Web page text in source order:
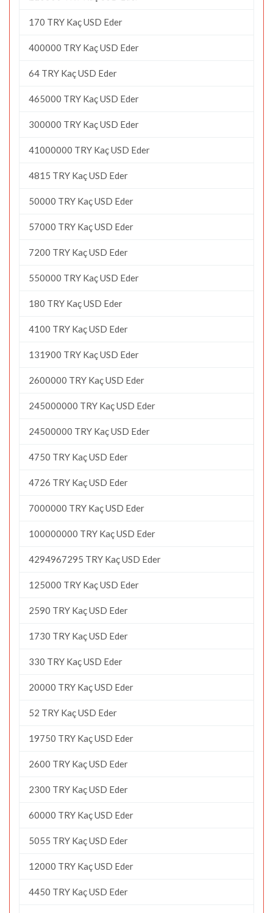
170 TRY Kaç USD Eder
400000 TRY Kaç USD Eder
64 TRY Kaç USD Eder
465000 TRY Kaç USD Eder
300000 TRY Kaç USD Eder
41000000 TRY Kaç USD Eder
4815 TRY Kaç USD Eder
50000 TRY Kaç USD Eder
57000 TRY Kaç USD Eder
7200 TRY Kaç USD Eder
550000 TRY Kaç USD Eder
180 TRY Kaç USD Eder
4100 TRY Kaç USD Eder
131900 TRY Kaç USD Eder
2600000 TRY Kaç USD Eder
245000000 TRY Kaç USD Eder
24500000 TRY Kaç USD Eder
4750 TRY Kaç USD Eder
4726 TRY Kaç USD Eder
7000000 TRY Kaç USD Eder
100000000 TRY Kaç USD Eder
4294967295 TRY Kaç USD Eder
125000 TRY Kaç USD Eder
2590 TRY Kaç USD Eder
1730 TRY Kaç USD Eder
330 TRY Kaç USD Eder
20000 TRY Kaç USD Eder
52 TRY Kaç USD Eder
19750 TRY Kaç USD Eder
2600 TRY Kaç USD Eder
2300 TRY Kaç USD Eder
60000 TRY Kaç USD Eder
5055 TRY Kaç USD Eder
12000 TRY Kaç USD Eder
4450 TRY Kaç USD Eder